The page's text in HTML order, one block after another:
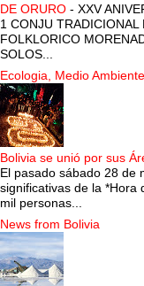
DE ORURO - XXV
1 CONJU
FOLKLORICO
SOLOS...
Ecologia, Medio
Bolivia se unió por sus
El pasado sábado 28 de
significativas de la *Hora
mil personas...
News from Bolivia